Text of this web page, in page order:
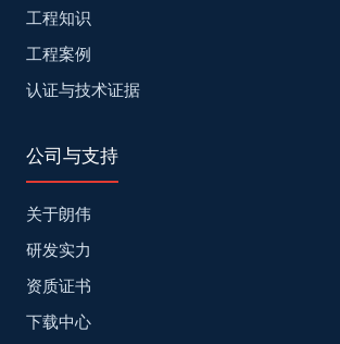
工程知识
工程案例
认证与技术证据
公司与支持
关于朗伟
研发实力
资质证书
下载中心